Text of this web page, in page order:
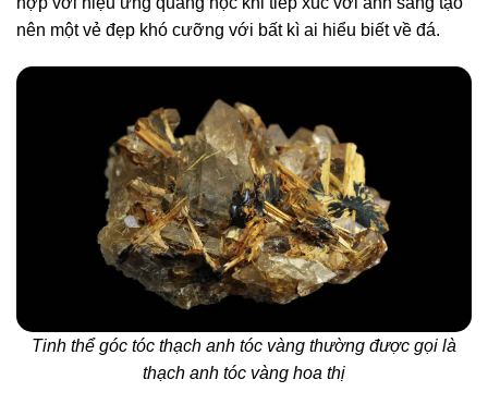
nên một vẻ đẹp khó cưỡng với bất kì ai hiểu biết về đá.
Tinh thể góc tóc thạch anh tóc vàng thường được gọi là
thạch anh tóc vàng hoa thị